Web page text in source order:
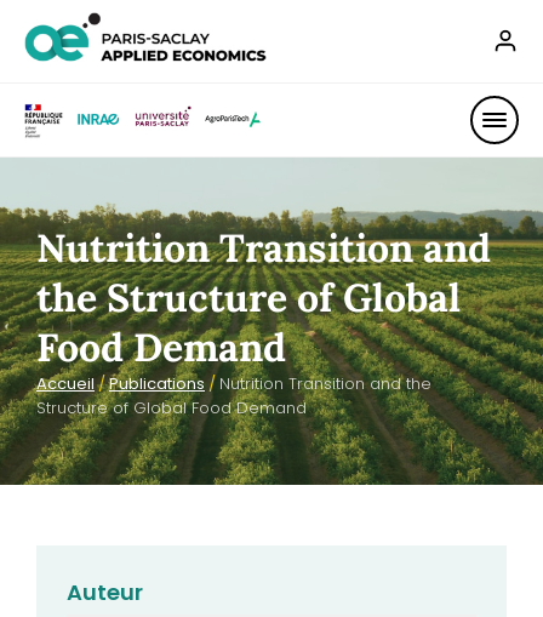
Nutrition Transition and
the Structure of Global
Food Demand
Accueil/Publications / Nutrition Transition and the
Structure of Global Food Demand
Auteur